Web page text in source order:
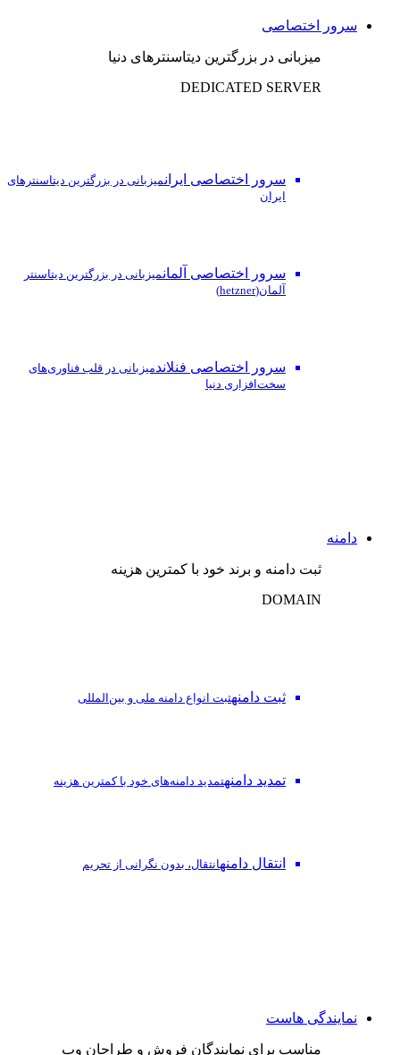
سرور اختصاصی
میزبانی در بزرگترین دیتاسنترهای دنیا
DEDICATED SERVER
سرور اختصاصی ایرانمیزبانی در بزرگترین دیتاسنترهای
ایران
سرور اختصاصی آلمانمیزبانی در بزرگترین دیتاسنتر
آلمان(hetzner)
سرور اختصاصی فنلاندمیزبانی در قلب فناوری‌های
سخت‌افزاری دنیا
دامنه
ثبت دامنه و برند خود با کمترین هزینه
DOMAIN
ثبت دامنهثبت انواع دامنه ملی و بین‌المللی
تمدید دامنهتمدید دامنه‌های خود با کمترین هزینه
انتقال دامنهانتقال، بدون نگرانی از تحریم
نمایندگی هاست
مناسب برای نمایندگان فروش و طراحان وب